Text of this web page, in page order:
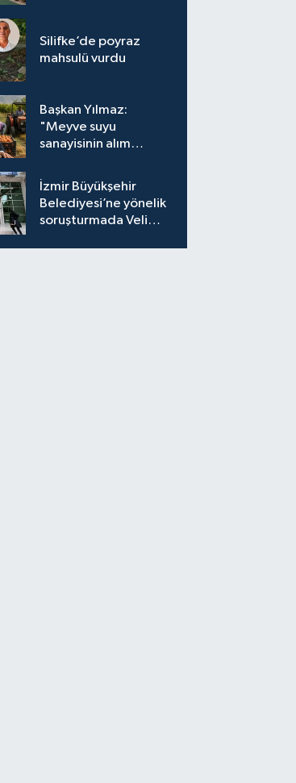
Silifke’de poyraz
mahsulü vurdu
Başkan Yılmaz:
"Meyve suyu
sanayisinin alım
değerlendirilmeli''
İzmir Büyükşehir
Belediyesi’ne yönelik
soruşturmada Veli